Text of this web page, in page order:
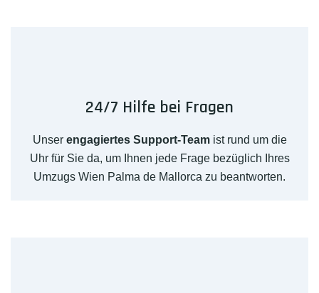
24/7 Hilfe bei Fragen
Unser engagiertes Support-Teamist rund um die
Uhr für Sie da, um Ihnen jede Frage bezüglich Ihres
Umzugs Wien Palma de Mallorca zu beantworten.